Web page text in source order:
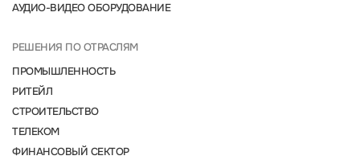
АУДИО-ВИДЕО ОБОРУДОВАНИЕ
РЕШЕНИЯ ПО ОТРАСЛЯМ
ПРОМЫШЛЕННОСТЬ
РИТЕЙЛ
СТРОИТЕЛЬСТВО
ТЕЛЕКОМ
ФИНАНСОВЫЙ СЕКТОР